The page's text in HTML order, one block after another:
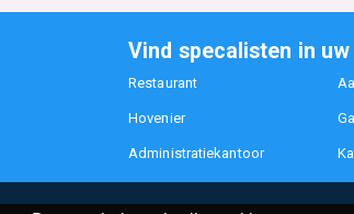
Vind specalisten in
Restaurant
Hovenier
Administratiekantoor